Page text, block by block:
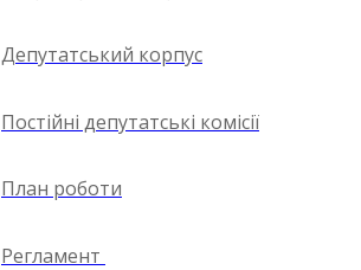
Депутатський корпус
Постійні депутатські комісії
План роботи
Регламент